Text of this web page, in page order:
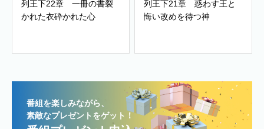
列王下22章 一冊の書裂
かれた衣砕かれた心
列王下21章 惑わす王と
悔い改めを待つ神
番組を楽しみながら、
素敵なプレゼントをゲット！